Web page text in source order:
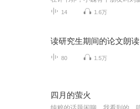
14 1.6万
读研究生期间的论文朗读
80 1.5万
四月的萤火